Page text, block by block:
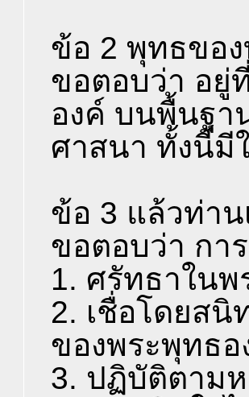
ข้อ 2 พุทธขอ
ขอตอบว่า อยู่
องค์ บนพื้นฐา
ศาสนา ทั้งนี้มี
ข้อ 3 แล้วท่า
ขอตอบว่า กา
1. ศรัทธาใน
2. เชื่อโดยส
ของพระพุทธอ
3. ปฏิบัติตาม